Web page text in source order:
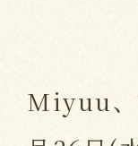
Miyuu、